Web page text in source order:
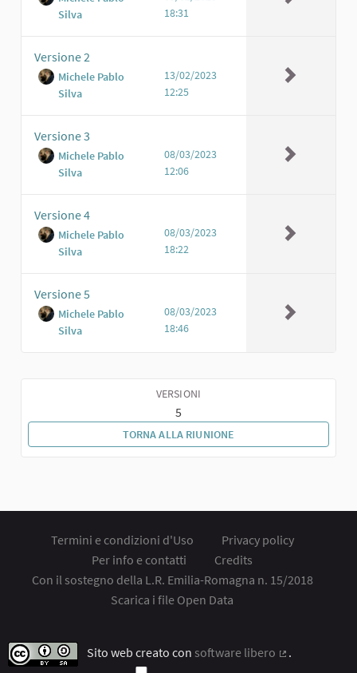
Silva
18:31
Versione 2
Michele Pablo
Silva
13/02/2023
12:25
Versione 3
Michele Pablo
Silva
08/03/2023
12:06
Versione 4
Michele Pablo
Silva
08/03/2023
18:22
Versione 5
Michele Pablo
Silva
08/03/2023
18:46
VERSIONI
5
TORNA ALLA RIUNIONE
Termini e condizioni d'Uso
Privacy policy
Per info e contatti
Credits
Con il sostegno della L.R. Emilia-Romagna n. 15/2018
Scarica i file Open Data
Sito web creato con software libero
.